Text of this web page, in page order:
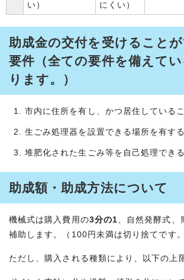
い）
にくい）
助成金の交付を受けること
要件（全ての要件を備えて
ります。）
市内に住所を有し、かつ居住しているこ
生ごみ処理器を設置できる場所を有する
堆肥化された生ごみ等を自己処理できる
助成額・助成方法について
機械式は購入費用の3分の1、自然発酵式、
補助します。（100円未満は切り捨てです。
ただし、購入される種類により、以下の上